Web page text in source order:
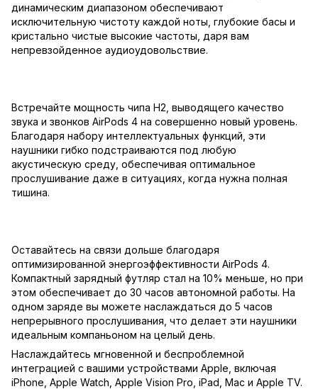
динамическим диапазоном обеспечивают
исключительную чистоту каждой ноты, глубокие басы и
кристально чистые высокие частоты, даря вам
непревзойденное аудиоудовольствие.
Встречайте мощность чипа H2, выводящего качество
звука и звонков AirPods 4 на совершенно новый уровень.
Благодаря набору интеллектуальных функций, эти
наушники гибко подстраиваются под любую
акустическую среду, обеспечивая оптимальное
прослушивание даже в ситуациях, когда нужна полная
тишина.
Оставайтесь на связи дольше благодаря
оптимизированной энергоэффективности AirPods 4.
Компактный зарядный футляр стал на 10% меньше, но при
этом обеспечивает до 30 часов автономной работы. На
одном заряде вы можете наслаждаться до 5 часов
непрерывного прослушивания, что делает эти наушники
идеальным компаньоном на целый день.
Наслаждайтесь мгновенной и беспроблемной
интеграцией с вашими устройствами Apple, включая
iPhone, Apple Watch, Apple Vision Pro, iPad, Mac и Apple TV.